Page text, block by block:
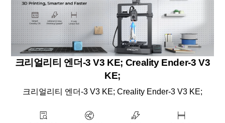
크리얼리티 엔더-3 V3 KE; Creality Ender-3 V3
KE;
크리얼리티 엔더-3 V3 KE; Creality Ender-3 V3 KE;